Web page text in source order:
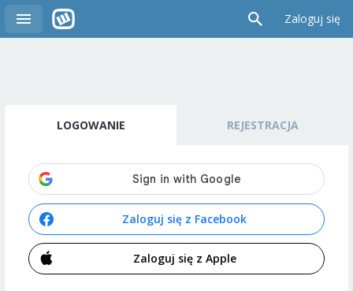
Zaloguj się
LOGOWANIE REJESTRACJA
Zaloguj się z Facebook
Zaloguj się z Apple